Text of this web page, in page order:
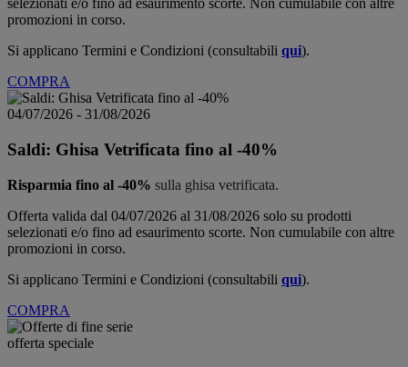
selezionati e/o fino ad esaurimento scorte. Non cumulabile con altre
promozioni in corso.
Si applicano Termini e Condizioni (consultabili qui).
COMPRA
04/07/2026 - 31/08/2026
Saldi: Ghisa Vetrificata fino al -40%
Risparmia fino al -40% sulla ghisa vetrificata.
Offerta valida dal 04/07/2026 al 31/08/2026 solo su prodotti
selezionati e/o fino ad esaurimento scorte. Non cumulabile con altre
promozioni in corso.
Si applicano Termini e Condizioni (consultabili qui).
COMPRA
offerta speciale